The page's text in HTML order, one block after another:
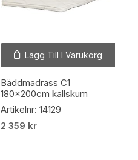
Lägg Till I Varukorg
Bäddmadrass C1
180x200cm kallskum
Artikelnr: 14129
2 359 kr